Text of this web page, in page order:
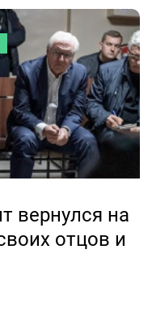
вернулся на
отцов и